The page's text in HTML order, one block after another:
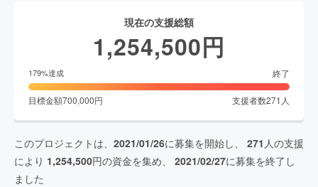
現在の支援総額
1,254,500円
179%達成 終了
目標金額700,000円 支援者数271 人
このプロジェクトは、 2021/01/26に募集を開始し、 271 人の支援
により 1,254,500円の資金を集め、 2021/02/27に募集を終了し
ました